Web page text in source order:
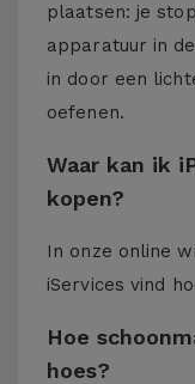
plaatsen: je
apparatuur in
in door een
oefenen.
Waar kan ik
kopen?
In onze online
iServices vind
Hoe
hoes?